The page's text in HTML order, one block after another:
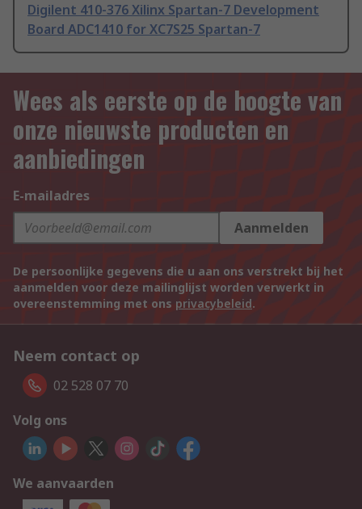
Digilent 410-376 Xilinx Spartan-7 Development
Board ADC1410 for XC7S25 Spartan-7
Wees als eerste op de hoogte van
onze nieuwste producten en
aanbiedingen
E-mailadres
Aanmelden
De persoonlijke gegevens die u aan ons verstrekt bij het
aanmelden voor deze mailinglijst worden verwerkt in
overeenstemming met ons privacybeleid.
Neem contact op
02 528 07 70
Volg ons
We aanvaarden